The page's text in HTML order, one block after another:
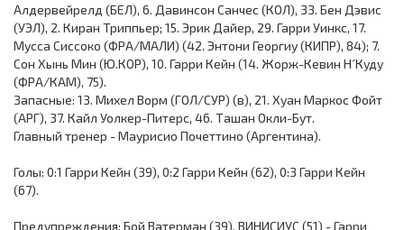
Алдервейрелд (БЕЛ), 6. Давинсон Санчес (КОЛ), 33. Бен Дэвис
(УЭЛ), 2. Киран Триппьер; 15. Эрик Дайер, 29. Гарри Уинкс, 17.
Мусса Сиссоко (ФРА/МАЛИ) (42. Энтони Георгиу (КИПР), 84); 7.
Сон Хынь Мин (Ю.КОР), 10. Гарри Кейн (14. Жорж-Кевин Н´Куду
(ФРА/КАМ), 75).
Запасные: 13. Михел Ворм (ГОЛ/СУР) (в), 21. Хуан Маркос Фойт
(АРГ), 37. Кайл Уолкер-Питерс, 46. Ташан Окли-Бут.
Главный тренер - Маурисио Почеттино (Аргентина).
Голы: 0:1 Гарри Кейн (39), 0:2 Гарри Кейн (62), 0:3 Гарри Кейн
(67).
Предупреждения: Бой Ватерман (39), ВИНИСИУС (51) - Гарри